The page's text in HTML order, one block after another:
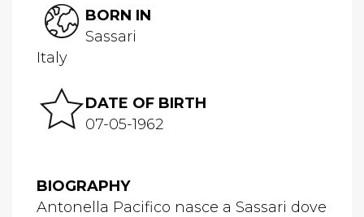
BORN IN
Sassari
Italy
DATE OF BIRTH
07-05-1962
BIOGRAPHY
Antonella Pacifico nasce a Sassari dove